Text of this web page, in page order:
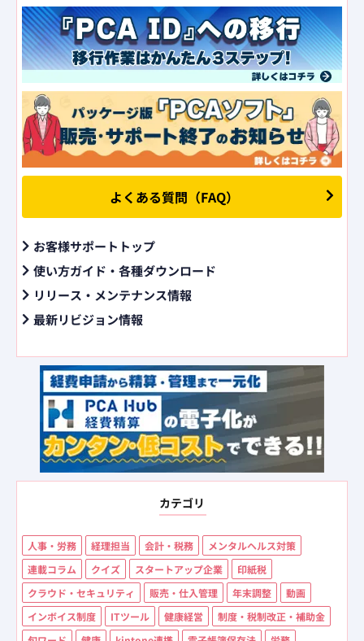
よくある質問（FAQ）
お客様サポートトップ
使い方ガイド・各種ダウンロード
リリース・メンテナンス情報
最新リビジョン情報
カテゴリ
人事・労務 経理担当 会計・税務
メンタルヘルス対策
連載コラム
クイズ スタートアップ企業
印紙税
クラウド・セキュリティ
販売・仕入管理 年末調整
動画
インボイス制度
ITツール 健康経営
制度・税制改正・補助金